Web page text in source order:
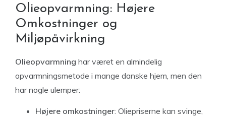
Olieopvarmning: Højere
Omkostninger og
Miljøpåvirkning
Olieopvarmning har været en almindelig
opvarmningsmetode i mange danske hjem, men den
har nogle ulemper:
Højere omkostninger: Oliepriserne kan svinge,